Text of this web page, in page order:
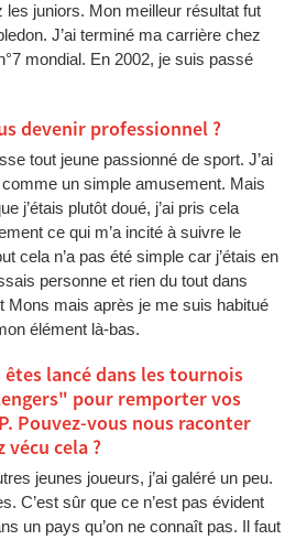
juniors. Mon meilleur résultat fut
J’ai terminé ma carrière chez
mondial. En 2002, je suis passé
devenir professionnel ?
tout jeune passionné de sport. J’ai
comme un simple amusement. Mais
j’étais plutôt doué, j’ai pris cela
ce qui m’a incité à suivre le
cela n’a pas été simple car j’étais en
personne et rien du tout dans
Mons mais après je me suis habitué
élément là-bas.
êtes lancé dans les tournois
pour remporter vos
Pouvez-vous nous raconter
vécu cela ?
jeunes joueurs, j’ai galéré un peu.
C’est sûr que ce n’est pas évident
un pays qu’on ne connaît pas. Il faut